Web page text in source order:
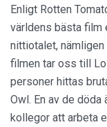
Enligt Rotten
världens bästa film
nittiotalet, nämligen
filmen tar oss till
personer hittas
Owl. En av de
kollegor att arbeta